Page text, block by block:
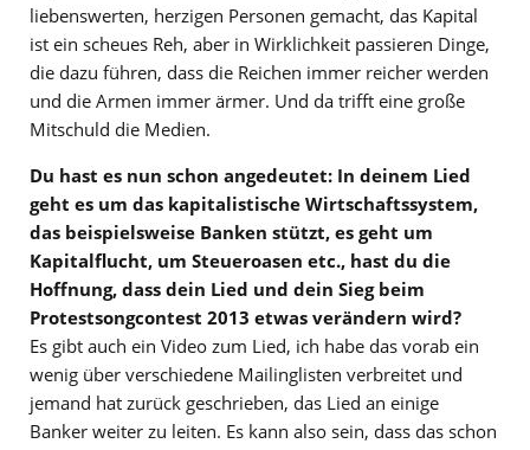
liebenswerten, herzigen Personen gemacht, das Kapital
ist ein scheues Reh, aber in Wirklichkeit passieren Dinge,
die dazu führen, dass die Reichen immer reicher werden
und die Armen immer ärmer. Und da trifft eine große
Mitschuld die Medien.
Du hast es nun schon angedeutet: In deinem Lied
geht es um das kapitalistische Wirtschaftssystem,
das beispielsweise Banken stützt, es geht um
Kapitalflucht, um Steueroasen etc., hast du die
Hoffnung, dass dein Lied und dein Sieg beim
Protestsongcontest 2013 etwas verändern wird?
Es gibt auch ein Video zum Lied, ich habe das vorab ein
wenig über verschiedene Mailinglisten verbreitet und
jemand hat zurück geschrieben, das Lied an einige
Banker weiter zu leiten. Es kann also sein, dass das schon